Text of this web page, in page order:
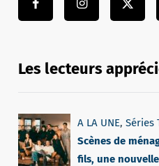
Les lecteurs
A LA UNE, Séries
Scènes de
fils, une